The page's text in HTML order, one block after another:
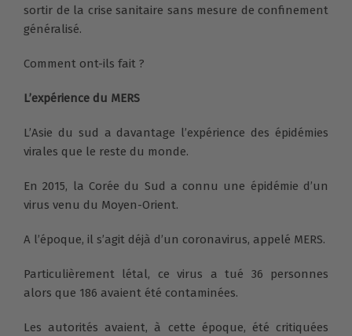
sortir de la crise sanitaire sans mesure de confinement
généralisé.
Comment ont-ils fait ?
L’expérience du MERS
L’Asie du sud a davantage l’expérience des épidémies
virales que le reste du monde.
En 2015, la Corée du Sud a connu une épidémie d’un
virus venu du Moyen-Orient.
A l’époque, il s’agit déjà d’un coronavirus, appelé MERS.
Particulièrement létal, ce virus a tué 36 personnes
alors que 186 avaient été contaminées.
Les autorités avaient, à cette époque, été critiquées